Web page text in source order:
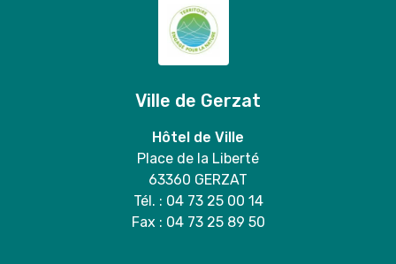
Ville de Gerzat
Hôtel de Ville
Place de la Liberté
63360 GERZAT
Tél. : 04 73 25 00 14
Fax : 04 73 25 89 50